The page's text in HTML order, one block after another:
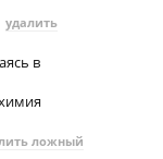
удалить
в
ложный